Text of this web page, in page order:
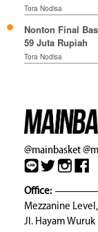
Tora Nodisa
Nonton Final
59 Juta Rupiah
Tora Nodisa
@mainbasket
Office:
Mezzanine
Jl. Hayam Wuruk